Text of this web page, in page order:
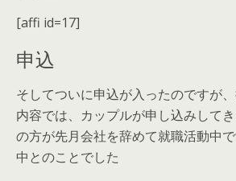
[affi id=17]
申込
そしてついに申込が入ったのですが
内容では、カップルが申し込みして
の方が先月会社を辞めて就職活動中
中とのことでした